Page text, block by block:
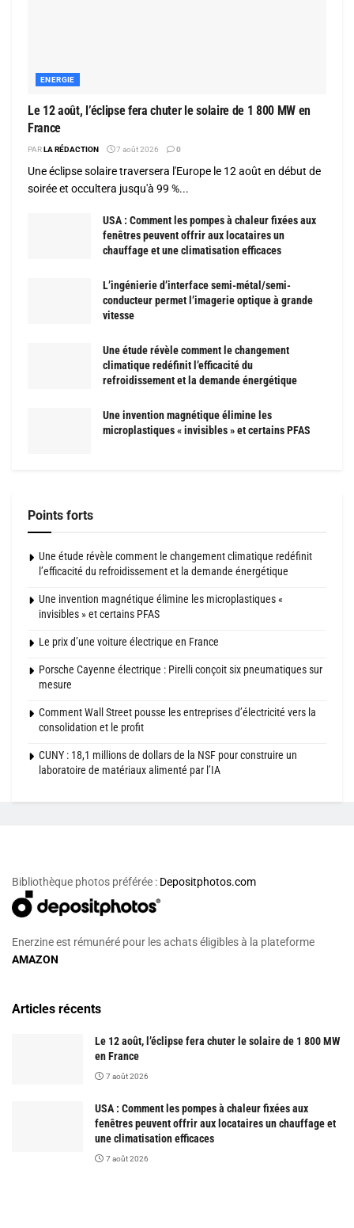
ENERGIE
Le 12 août, l’éclipse fera chuter le solaire de 1 800 MW en
France
PAR LA RÉDACTION 7 août 2026 0
Une éclipse solaire traversera l'Europe le 12 août en début de
soirée et occultera jusqu'à 99 %...
USA : Comment les pompes à chaleur fixées aux
fenêtres peuvent offrir aux locataires un
chauffage et une climatisation efficaces
L’ingénierie d’interface semi-métal/semi-
conducteur permet l’imagerie optique à grande
vitesse
Une étude révèle comment le changement
climatique redéfinit l’efficacité du
refroidissement et la demande énergétique
Une invention magnétique élimine les
microplastiques « invisibles » et certains PFAS
Points forts
Une étude révèle comment le changement climatique redéfinit
l’efficacité du refroidissement et la demande énergétique
Une invention magnétique élimine les microplastiques «
invisibles » et certains PFAS
Le prix d’une voiture électrique en France
Porsche Cayenne électrique : Pirelli conçoit six pneumatiques sur
mesure
Comment Wall Street pousse les entreprises d’électricité vers la
consolidation et le profit
CUNY : 18,1 millions de dollars de la NSF pour construire un
laboratoire de matériaux alimenté par l’IA
Bibliothèque photos préférée : Depositphotos.com
Enerzine est rémunéré pour les achats éligibles à la plateforme
AMAZON
Articles récents
Le 12 août, l’éclipse fera chuter le solaire de 1 800 MW
en France
7 août 2026
USA : Comment les pompes à chaleur fixées aux
fenêtres peuvent offrir aux locataires un chauffage et
une climatisation efficaces
7 août 2026